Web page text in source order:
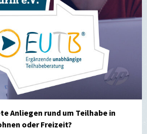
Anliegen rund um Teilhabe in
oder Freizeit?